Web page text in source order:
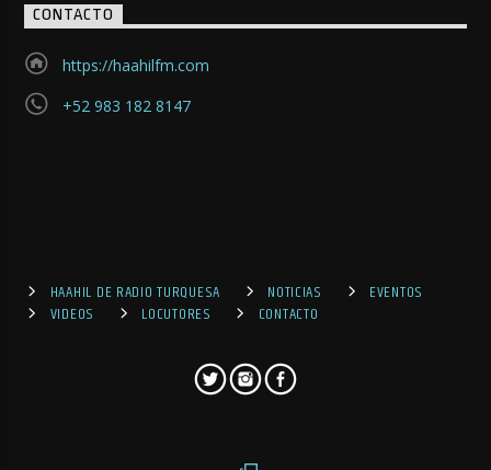
CONTACTO
https://haahilfm.com
+52 983 182 8147
HAAHIL DE RADIO TURQUESA NOTICIAS
EVENTOS
VIDEOS
LOCUTORES CONTACTO